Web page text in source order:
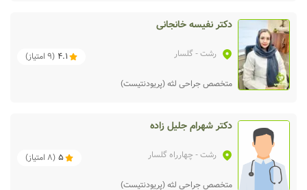
دکتر نفیسه خانجانی
رشت- گلسار 4.1
(
9 امتیاز)
متخصص جراحی لثه (پریودنتیست)
دکتر شهرام جلیل زاده
رشت- چهارراه گلسار 5
(
8 امتیاز)
متخصص جراحی لثه (پریودنتیست)